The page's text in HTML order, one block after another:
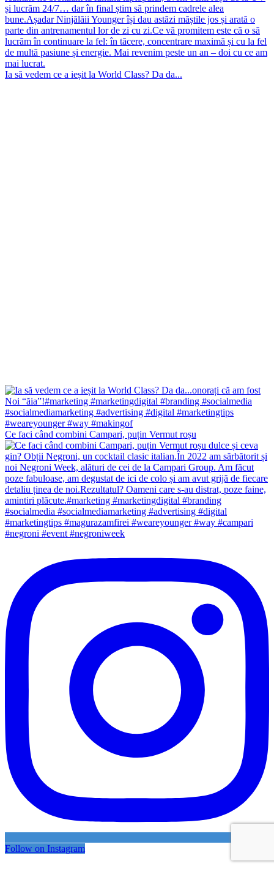
Ia să vedem ce a ieșit la World Class? Da da...
Ce faci când combini Campari, puțin Vermut roșu
Follow on Instagram